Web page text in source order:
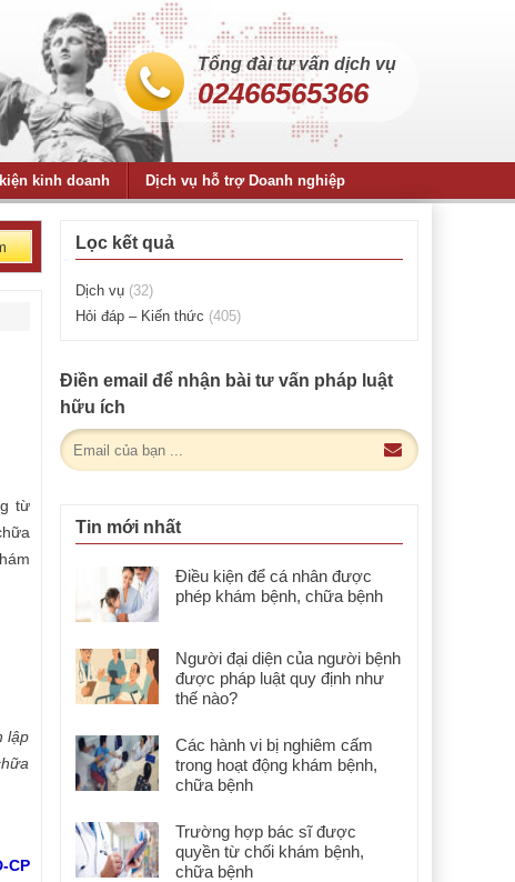
Tổng đài tư vấn dịch vụ
02466565366
kinh doanh Dịch vụ hỗ trợ Doanh nghiệp
từ
lập
CP
Lọc kết quả
Dịch vụ (32)
Hỏi đáp – Kiến thức (405)
Điền email để nhận bài tư vấn pháp luật
hữu ích
Tin mới nhất
Điều kiện để cá nhân được
phép khám bệnh, chữa bệnh
Người đại diện của người bệnh
được pháp luật quy định như
thế nào?
Các hành vi bị nghiêm cấm
trong hoạt động khám bệnh,
chữa bệnh
Trường hợp bác sĩ được
quyền từ chối khám bệnh,
chữa bệnh